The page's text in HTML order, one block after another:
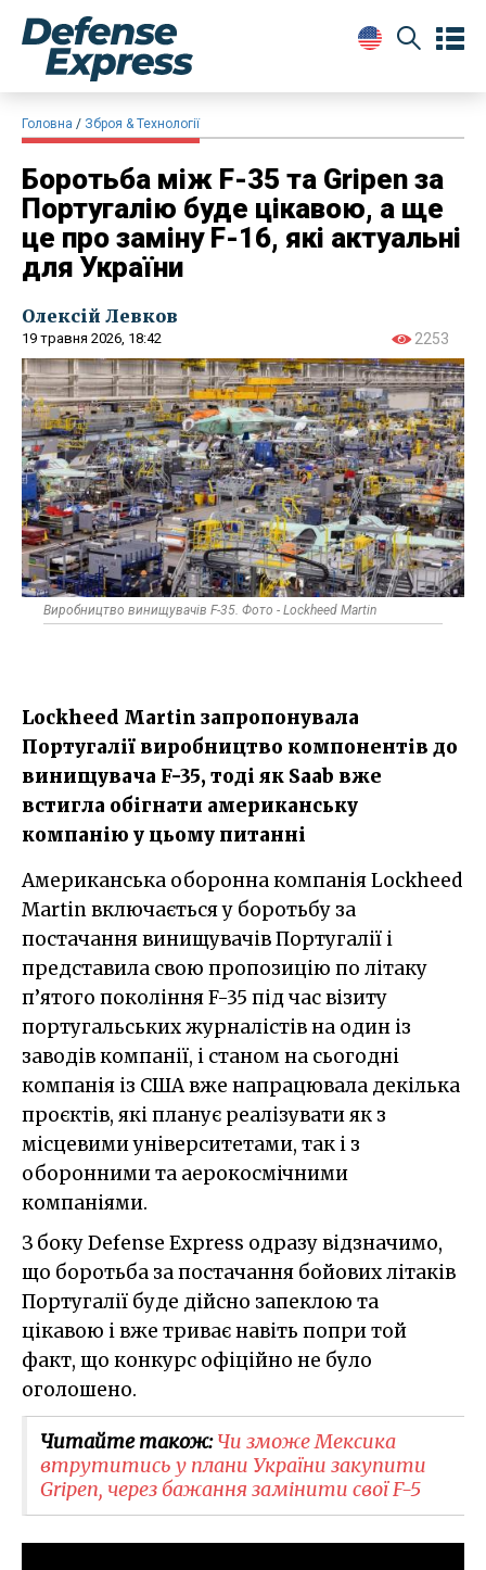
Головна Зброя & Технології
Боротьба між F-35 та Gripen за
Португалію буде цікавою, а ще
це про заміну F-16, які актуальні
для України
Олексій Левков
19 травня 2026, 18:42 2253
Виробництво винищувачів F-35. Фото - Lockheed Martin
Lockheed Martin запропонувала
Португалії виробництво компонентів до
винищувача F-35, тоді як Saab вже
встигла обігнати американську
компанію у цьому питанні
Американська оборонна компанія Lockheed
Martin включається у боротьбу за
постачання винищувачів Португалії і
представила свою пропозицію по літаку
п’ятого покоління F-35 під час візиту
португальських журналістів на один із
заводів компанії, і станом на сьогодні
компанія із США вже напрацювала декілька
проєктів, які планує реалізувати як з
місцевими університетами, так і з
оборонними та аерокосмічними
компаніями.
З боку Defense Express одразу відзначимо,
що боротьба за постачання бойових літаків
Португалії буде дійсно запеклою та
цікавою і вже триває навіть попри той
факт, що конкурс офіційно не було
оголошено.
Читайте також:Чи зможе Мексика
втрутитись у плани України закупити
Gripen, через бажання замінити свої F-5